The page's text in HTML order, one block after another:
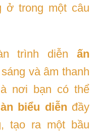
ở trong một câu
trình diễnấn
và âm thanh
nơi bạn có thể
biểu diễn đầy
tạo ra một bầu